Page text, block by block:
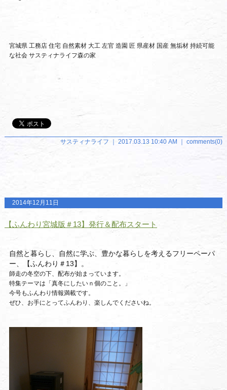
宮城県 工務店 住宅 自然素材 大工 左官 造園 匠 県産材 国産 無垢材 持続可能
な社会 サスティナライフ森の家
サスティナライフ ｜ 2017.03.13 10:40 AM ｜comments(0)
2014年12月11日
【ふんわり宮城版＃13】発行＆配布スタート
自然と暮らし、自然に学ぶ、豊かな暮らしを考えるフリーペーパ
ー、
【ふんわり＃ 13】。
師走の冬空の下、配布が始まっています。
特集テーマは「真冬にしたいｎ個のこと。」
今号もふんわり情報満載です。
ぜひ、お手にとってふんわり、楽しんでくださいね。